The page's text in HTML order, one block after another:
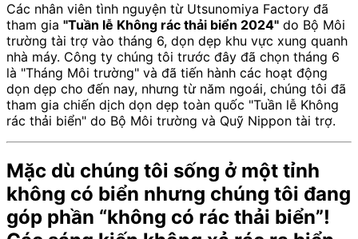
Các nhân viên tình nguyện từ Utsunomiya Factory đã
tham gia "Tuần lễ Không rác thải biển 2024" do Bộ Môi
trường tài trợ vào tháng 6, dọn dẹp khu vực xung quanh
nhà máy. Công ty chúng tôi trước đây đã chọn tháng 6
là "Tháng Môi trường" và đã tiến hành các hoạt động
dọn dẹp cho đến nay, nhưng từ năm ngoái, chúng tôi đã
tham gia chiến dịch dọn dẹp toàn quốc "Tuần lễ Không
rác thải biển" do Bộ Môi trường và Quỹ Nippon tài trợ.
Mặc dù chúng tôi sống ở một tỉnh
không có biển nhưng chúng tôi đang
góp phần “không có rác thải biển”!